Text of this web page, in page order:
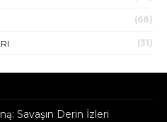
(68)
(31)
Savaşın Derin İzleri